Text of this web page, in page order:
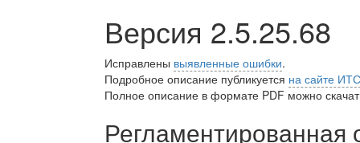
Версия 2.5.25.68
Исправлены выявленные ошибки.
Подробное описание публикуется на сайте ИТС
Полное описание в формате PDF можно
Регламентированная